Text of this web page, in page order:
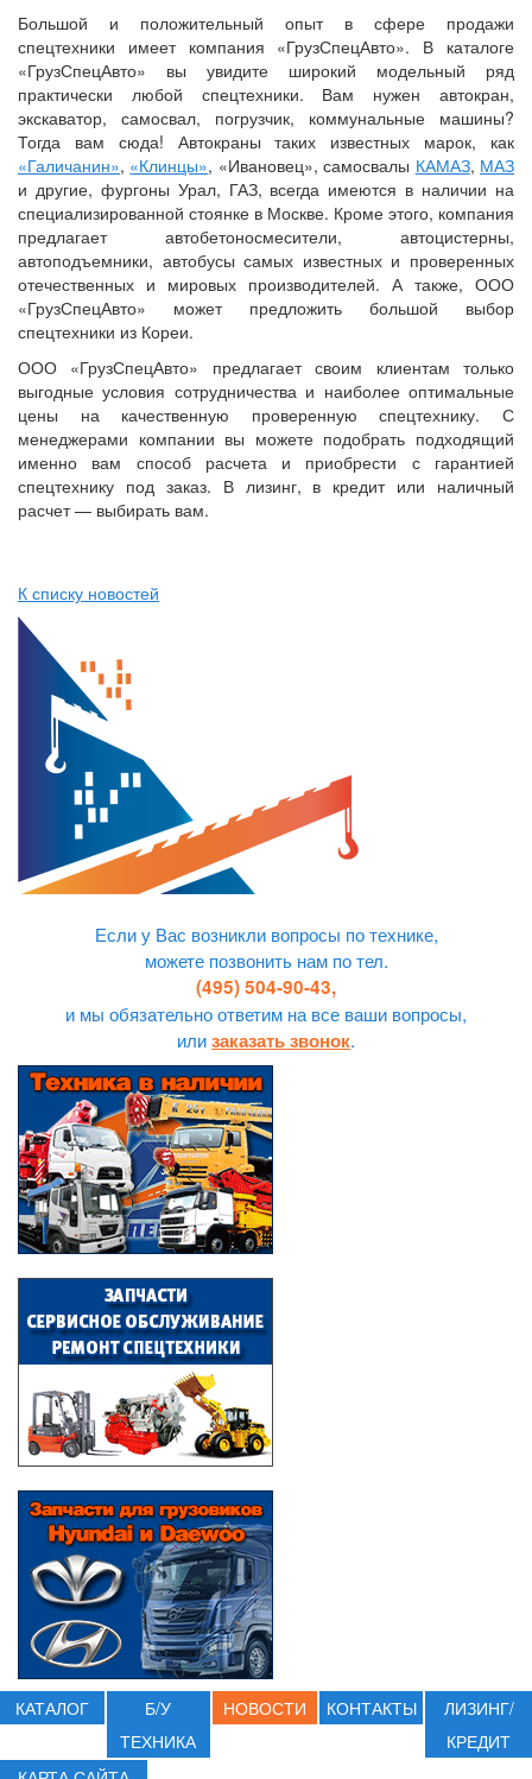
Большой и положительный опыт в сфере продажи
спецтехники имеет компания «ГрузСпецАвто». В каталоге
«ГрузСпецАвто» вы увидите широкий модельный ряд
практически любой спецтехники. Вам нужен автокран,
экскаватор, самосвал, погрузчик, коммунальные машины?
Тогда вам сюда! Автокраны таких известных марок, как
«Галичанин», «Клинцы», «Ивановец», самосвалы КАМАЗ, МАЗ
и другие, фургоны Урал, ГАЗ, всегда имеются в наличии на
специализированной стоянке в Москве. Кроме этого, компания
предлагает автобетоносмесители, автоцистерны,
автоподъемники, автобусы самых известных и проверенных
отечественных и мировых производителей. А также, ООО
«ГрузСпецАвто» может предложить большой выбор
спецтехники из Кореи.
ООО «ГрузСпецАвто» предлагает своим клиентам только
выгодные условия сотрудничества и наиболее оптимальные
цены на качественную проверенную спецтехнику. С
менеджерами компании вы можете подобрать подходящий
именно вам способ расчета и приобрести с гарантией
спецтехнику под заказ. В лизинг, в кредит или наличный
расчет — выбирать вам.
К списку новостей
Если у Вас возникли вопросы по технике,
можете позвонить нам по тел.
(495) 504-90-43,
и мы обязательно ответим на все ваши вопросы,
илизаказать звонок.
КАТАЛОГ
Б/У
ТЕХНИКА
НОВОСТИ КОНТАКТЫ
ЛИЗИНГ/
КРЕДИТ